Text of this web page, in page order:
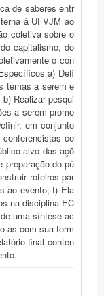
de saberes entr
à UFVJM ao
coletiva sobre o
capitalismo, do
o con
a) Defi
temas a serem e
Realizar pesqui
a serem promo
em conjunto
co
alvo das açõ
preparação do pú
roteiros par
ao evento; f) Ela
na disciplina EC
uma síntese ac
as com sua form
final conten